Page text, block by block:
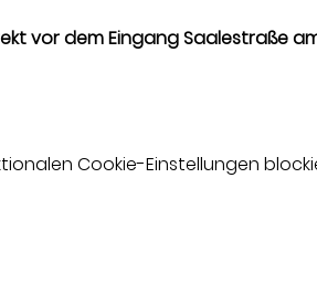
vor dem Eingang Saalestraße
Cookie-Einstellungen